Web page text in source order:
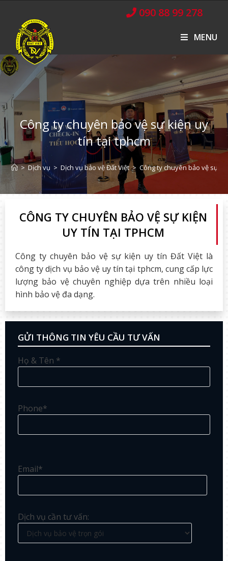
090 88 99 278
MENU
Công ty chuyên bảo vệ sự kiện uy
tín tại tphcm
> Dịch vụ > Dịch vụ bảo vệ Đất Việt > Công ty chuyên bảo vệ sự
CÔNG TY CHUYÊN BẢO VỆ SỰ KIỆN
UY TÍN TẠI TPHCM
Công ty chuyên bảo vệ sự kiện uy tín Đất Việt là
công ty dịch vụ bảo vệ uy tín tại tphcm, cung cấp lực
lượng bảo vệ chuyên nghiệp dựa trên nhiều loại
hình bảo vệ đa dạng.
GỬI THÔNG TIN YÊU CẦU TƯ VẤN
Họ & Tên *
Phone*
Email*
Dịch vụ cần tư vấn: